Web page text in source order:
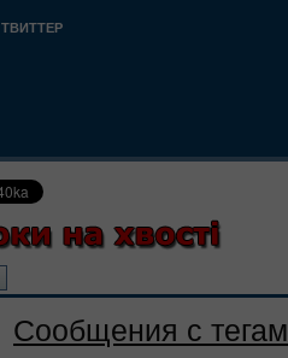
ТВИТТЕР
Сообщения с